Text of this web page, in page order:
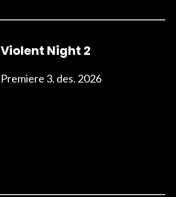
Violent Night 2
Premiere 3. des. 2026